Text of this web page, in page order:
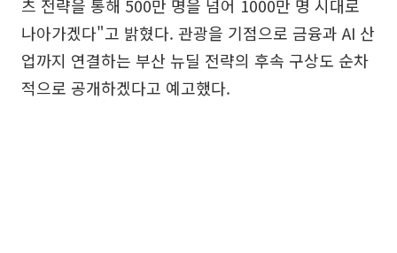
츠 전략을 통해 500만 명을 넘어 1000만 명 시대로
나아가겠다"고 밝혔다. 관광을 기점으로 금융과 AI 산
업까지 연결하는 부산 뉴딜 전략의 후속 구상도 순차
적으로 공개하겠다고 예고했다.